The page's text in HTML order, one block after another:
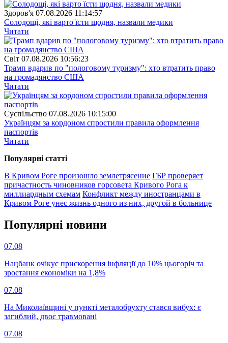
Здоров'я 07.08.2026 11:14:57
Солодощі, які варто їсти щодня, назвали медики
Читати
Свiт 07.08.2026 10:56:23
Трамп вдарив по "пологовому туризму": хто втратить право
на громадянство США
Читати
Суспiльство 07.08.2026 10:15:00
Українцям за кордоном спростили правила оформлення
паспортів
Читати
Популярнi статтi
В Кривом Роге произошло землетрясение ГБР проверяет
причастность чиновников горсовета Кривого Рога к
миллиардным схемам Конфликт между иностранцами в
Кривом Роге унес жизнь одного из них, другой в больнице
Популярнi новини
07.08
Нацбанк очікує прискорення інфляції до 10% цьогоріч та
зростання економіки на 1,8%
07.08
На Миколаївщині у пункті металобрухту стався вибух: є
загиблий, двоє травмовані
07.08